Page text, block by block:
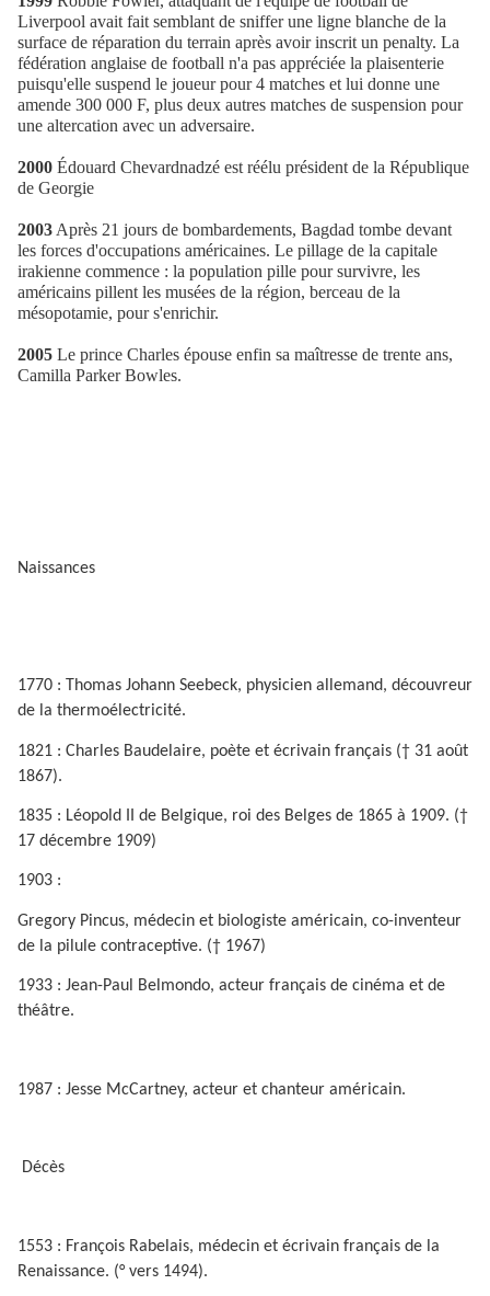
Liverpool avait fait semblant de sniffer une ligne blanche de la
surface de réparation du terrain après avoir inscrit un penalty. La
fédération anglaise de football n'a pas appréciée la plaisenterie
puisqu'elle suspend le joueur pour 4 matches et lui donne une
amende 300 000 F, plus deux autres matches de suspension pour
une altercation avec un adversaire.
2000 Édouard Chevardnadzé est réélu président de la République
de Georgie
2003 Après 21 jours de bombardements, Bagdad tombe devant
les forces d'occupations américaines. Le pillage de la capitale
irakienne commence : la population pille pour survivre, les
américains pillent les musées de la région, berceau de la
mésopotamie, pour s'enrichir.
2005 Le prince Charles épouse enfin sa maîtresse de trente ans,
Camilla Parker Bowles.
Naissances
1770 : Thomas Johann Seebeck, physicien allemand, découvreur
de la thermoélectricité.
1821 : Charles Baudelaire, poète et écrivain français († 31 août
1867).
1835 : Léopold II de Belgique, roi des Belges de 1865 à 1909. (†
17 décembre 1909)
1903 :
Gregory Pincus, médecin et biologiste américain, co-inventeur
de la pilule contraceptive. († 1967)
1933 : Jean-Paul Belmondo, acteur français de cinéma et de
théâtre.
1987 : Jesse McCartney, acteur et chanteur américain.
Décès
1553 : François Rabelais, médecin et écrivain français de la
Renaissance. (° vers 1494).